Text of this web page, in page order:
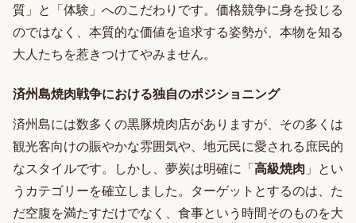
質」と「体験」へのこだわりです。価格競争に身を投じる
のではなく、本質的な価値を追求する姿勢が、本物を知る
大人たちを惹きつけてやみません。
済州島焼肉戦争における独自のポジショニング
済州島には数多くの黒豚焼肉店がありますが、その多くは
観光客向けの賑やかな雰囲気や、地元民に愛される庶民的
なスタイルです。しかし、夢炭は明確に「高級焼肉 」とい
うカテゴリーを確立しました。ターゲットとするのは、た
だ空腹を満たすだけでなく、食事という時間そのものを大